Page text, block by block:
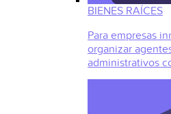
BIENES RAÍCES
Para empresas
organizar
administrativos